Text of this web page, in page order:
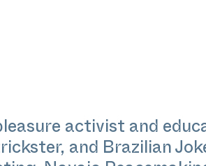
activist and
and Brazilian